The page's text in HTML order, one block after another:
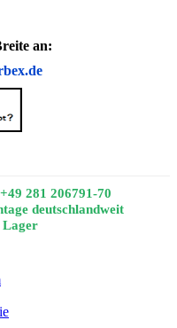
an:
+49 281 206791-70
deutschlandweit
Lager